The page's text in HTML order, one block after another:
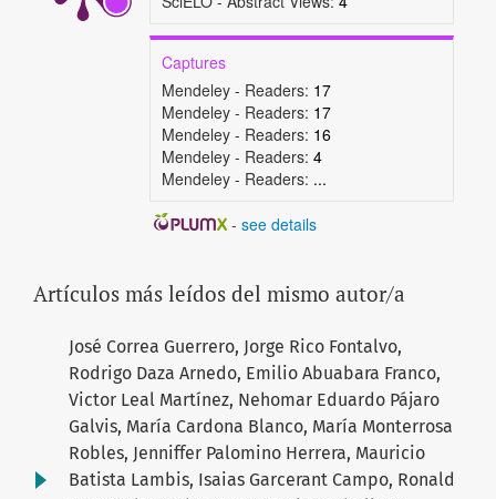
Captures
Mendeley - Readers: 17
Mendeley - Readers: 17
Mendeley - Readers: 16
Mendeley - Readers: 4
Mendeley - Readers: ...
- see details
Artículos más leídos del mismo autor/a
José Correa Guerrero, Jorge Rico Fontalvo,
Rodrigo Daza Arnedo, Emilio Abuabara Franco,
Victor Leal Martínez, Nehomar Eduardo Pájaro
Galvis, María Cardona Blanco, María Monterrosa
Robles, Jenniffer Palomino Herrera, Mauricio
Batista Lambis, Isaias Garcerant Campo, Ronald